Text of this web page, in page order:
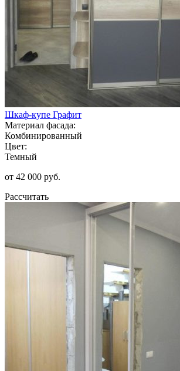
Шкаф-купе Графит
Материал фасада:
Комбинированный
Цвет:
Темный
от 42 000 руб.
Рассчитать